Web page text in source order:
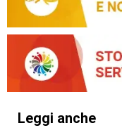
Leggi anche